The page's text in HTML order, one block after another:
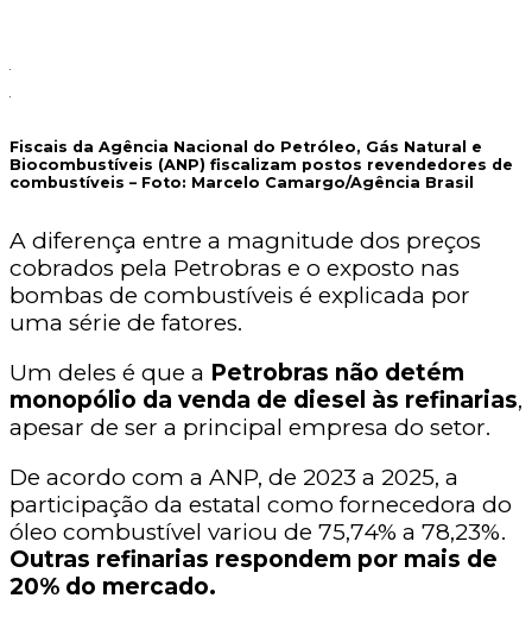
Fiscais da Agência Nacional do Petróleo, Gás Natural e
Biocombustíveis (ANP) fiscalizam postos revendedores de
combustíveis – Foto: Marcelo Camargo/Agência Brasil
A diferença entre a magnitude dos preços
cobrados pela Petrobras e o exposto nas
bombas de combustíveis é explicada por
uma série de fatores.
Um deles é que a Petrobras não detém
monopólio da venda de diesel às refinarias,
apesar de ser a principal empresa do setor.
De acordo com a ANP, de 2023 a 2025, a
participação da estatal como fornecedora do
óleo combustível variou de 75,74% a 78,23%.
Outras refinarias respondem por mais de
20% do mercado.